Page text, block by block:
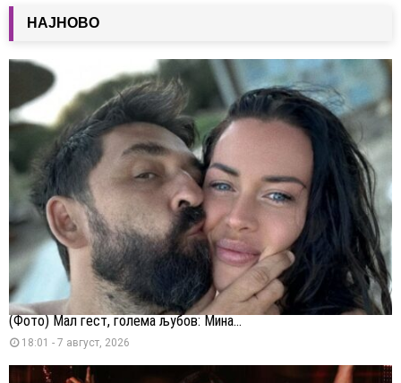
НАЈНОВО
(Фото) Мал гест, голема љубов: Мина...
18:01 - 7 август, 2026